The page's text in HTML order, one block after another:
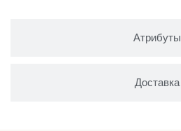
Атрибуты
Доставка